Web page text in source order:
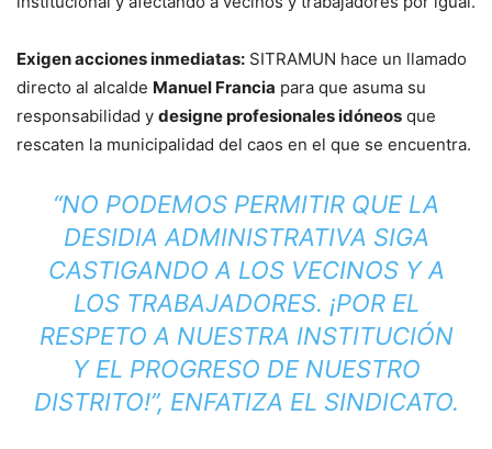
Exigen acciones inmediatas: SITRAMUN hace un llamado
directo al alcalde Manuel Francia para que asuma su
responsabilidad y designe profesionales idóneos que
rescaten la municipalidad del caos en el que se encuentra.
“NO PODEMOS PERMITIR QUE LA
DESIDIA ADMINISTRATIVA SIGA
CASTIGANDO A LOS VECINOS Y A
LOS TRABAJADORES. ¡POR EL
RESPETO A NUESTRA INSTITUCIÓN
Y EL PROGRESO DE NUESTRO
DISTRITO!”, ENFATIZA EL SINDICATO.